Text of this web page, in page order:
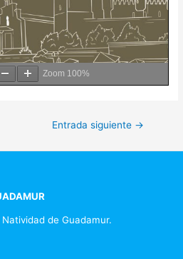
Zoom 100%
Entrada siguiente →
de Guadamur.